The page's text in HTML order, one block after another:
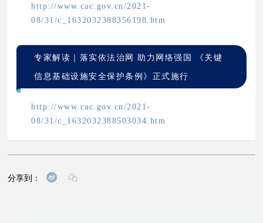
http://www.cac.gov.cn/2021-
08/31/c_1632032388356198.htm
专家解读｜落实依法治网 助力网络强国 《关键
信息基础设施安全保护条例》正式施行
http://www.cac.gov.cn/2021-
08/31/c_1632032388503034.htm
分享到：